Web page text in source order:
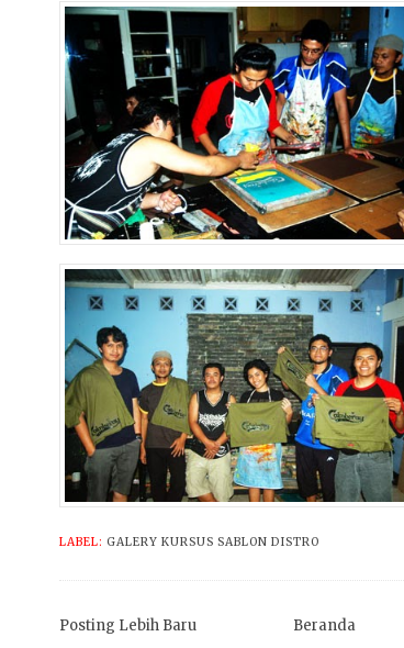
LABEL: GALERY KURSUS SABLON DISTRO
Posting Lebih Baru Beranda